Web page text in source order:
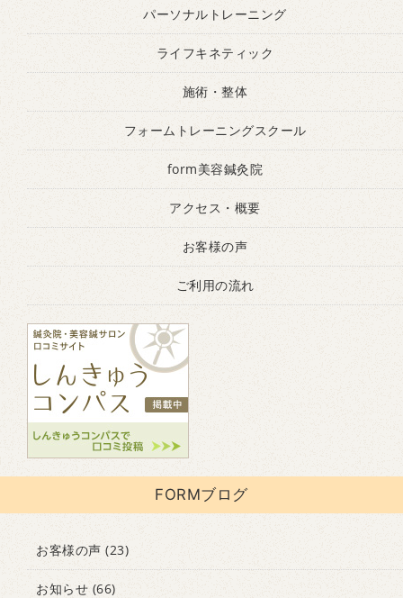
パーソナルトレーニング
ライフキネティック
施術・整体
フォームトレーニングスクール
form美容鍼灸院
アクセス・概要
お客様の声
ご利用の流れ
FORMブログ
お客様の声 (23)
お知らせ (66)